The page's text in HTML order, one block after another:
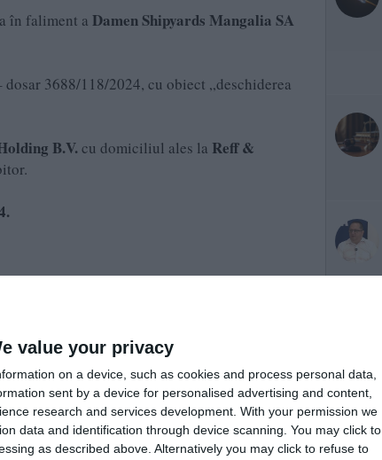
value your privacy
on a device, such as cookies and process personal data,
sent by a device for personalised advertising and content,
research and services development. With your permission we
data and identification through device scanning. You may click to
as described above. Alternatively you may click to refuse to
în faliment a Damen Shipyards Mangalia SA
dosar 3688/118/2024, cu obiect „deschiderea
B.V.cu domiciliul ales la Reff &